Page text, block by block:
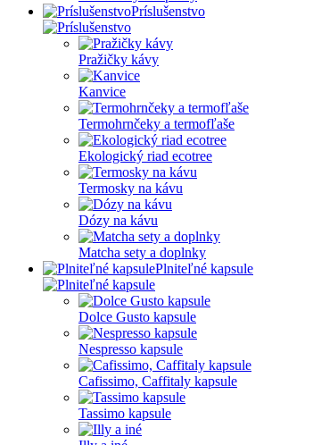
Príslušenstvo
Pražičky kávy
Kanvice
Termohrnčeky a termofľaše
Ekologický riad ecotree
Termosky na kávu
Dózy na kávu
Matcha sety a doplnky
Plniteľné kapsule
Dolce Gusto kapsule
Nespresso kapsule
Cafissimo, Caffitaly kapsule
Tassimo kapsule